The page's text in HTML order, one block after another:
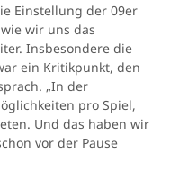
Einstellung der 09er
wir uns das
Insbesondere die
ein Kritikpunkt, den
„In der
pro Spiel,
Und das haben wir
vor der Pause